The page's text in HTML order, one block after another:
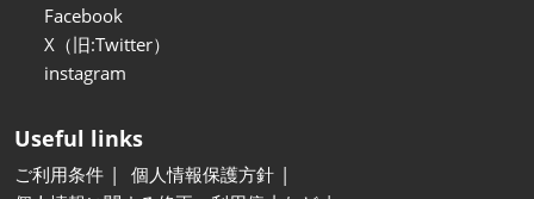
Facebook
X（旧:Twitter）
instagram
Useful links
ご利用条件
個人情報保護方針